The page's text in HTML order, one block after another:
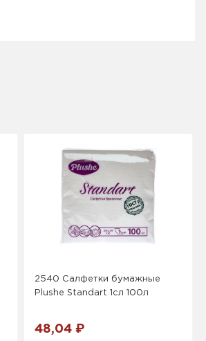
2540 Салфетки бумажные
Plushe Standart 1cл 100л
48,04 ₽